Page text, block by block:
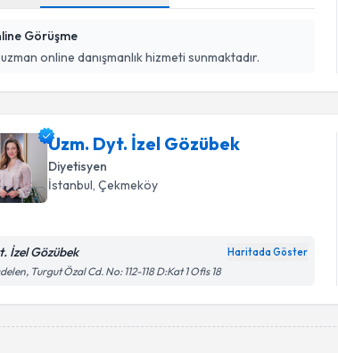
Görüşme
online danışmanlık hizmeti sunmaktadır.
Uzm. Dyt. İzel Gözübek
Diyetisyen
İstanbul, Çekmeköy
İzel Gözübek Haritada Göster
Turgut Özal Cd. No: 112-118 D:Kat 1 Ofis 18